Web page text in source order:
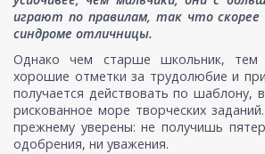
играют по правилам, так что
синдроме отличницы.
Однако чем старше школьник, тем
хорошие отметки за трудолюбие и
получается действовать по шаблону,
рискованное море творческих
прежнему уверены: не получишь
одобрения, ни уважения.